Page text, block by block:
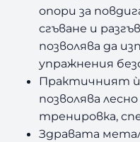
опори за
сгъване и
позволява да
упражнения
Практичният ѝ
позволява
тренировка,
Здравата